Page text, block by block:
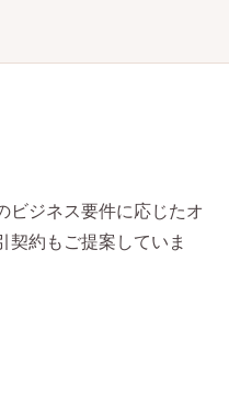
ビジネス要件に応じたオ
契約もご提案していま